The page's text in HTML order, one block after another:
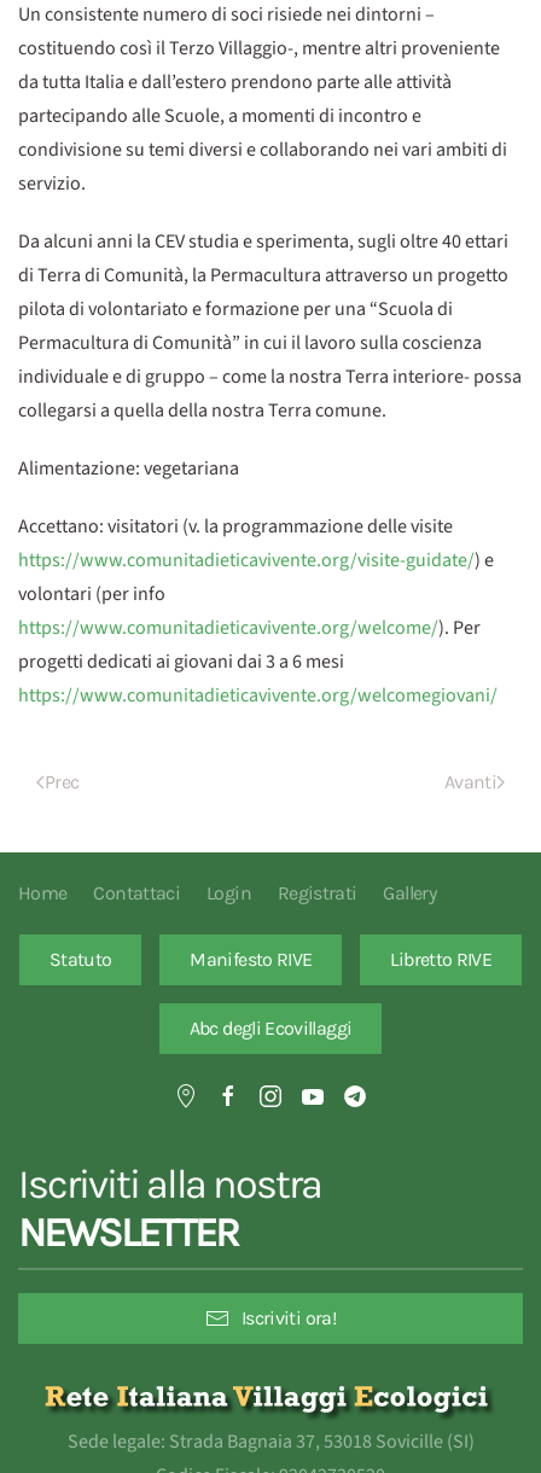
Un consistente numero di soci risiede nei dintorni –
costituendo così il Terzo Villaggio-, mentre altri proveniente
da tutta Italia e dall’estero prendono parte alle attività
partecipando alle Scuole, a momenti di incontro e
condivisione su temi diversi e collaborando nei vari ambiti di
servizio.
Da alcuni anni la CEV studia e sperimenta, sugli oltre 40 ettari
di Terra di Comunità, la Permacultura attraverso un progetto
pilota di volontariato e formazione per una “Scuola di
Permacultura di Comunità” in cui il lavoro sulla coscienza
individuale e di gruppo – come la nostra Terra interiore- possa
collegarsi a quella della nostra Terra comune.
Alimentazione: vegetariana
Accettano: visitatori (v. la programmazione delle visite
https://www.comunitadieticavivente.org/visite-guidate/) e
volontari (per info
https://www.comunitadieticavivente.org/welcome/). Per
progetti dedicati ai giovani dai 3 a 6 mesi
https://www.comunitadieticavivente.org/welcomegiovani/
Prec Avanti
Home Contattaci Login Registrati Gallery
Statuto Manifesto RIVE Libretto RIVE
Abc degli Ecovillaggi
Iscriviti alla nostra
NEWSLETTER
Iscriviti ora!
Sede legale: Strada Bagnaia 37, 53018 Sovicille (SI)